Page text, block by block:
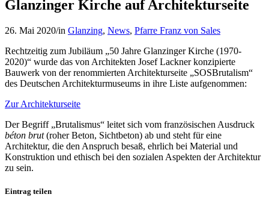
Glanzinger Kirche auf Architekturseite
26. Mai 2020/in Glanzing, News, Pfarre Franz von Sales
Rechtzeitig zum Jubiläum „50 Jahre Glanzinger Kirche (1970-
2020)“ wurde das von Architekten Josef Lackner konzipierte
Bauwerk von der renommierten Architekturseite „SOSBrutalism“
des Deutschen Architekturmuseums in ihre Liste aufgenommen:
Zur Architekturseite
Der Begriff „Brutalismus“ leitet sich vom französischen Ausdruck
béton brut(roher Beton, Sichtbeton) ab und steht für eine
Architektur, die den Anspruch besaß, ehrlich bei Material und
Konstruktion und ethisch bei den sozialen Aspekten der Architektur
zu sein.
Eintrag teilen